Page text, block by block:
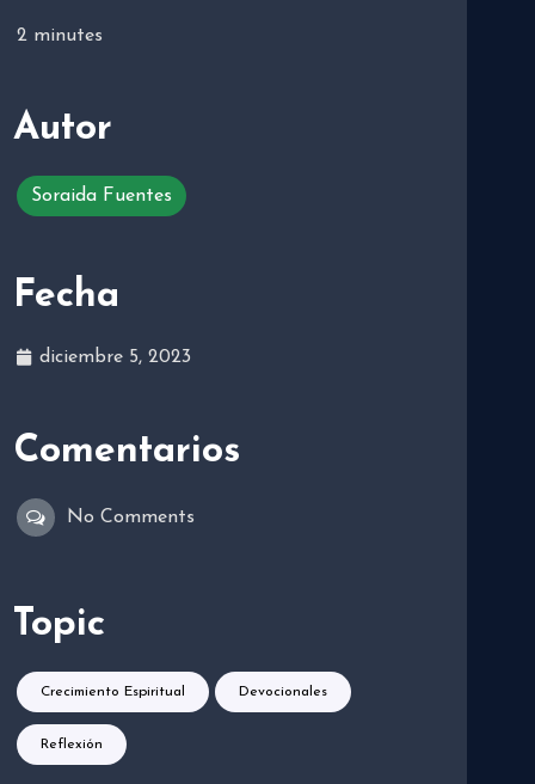
2 minutes
Autor
Soraida Fuentes
Fecha
diciembre 5, 2023
Comentarios
No Comments
Topic
Crecimiento Espiritual Devocionales
Reflexión